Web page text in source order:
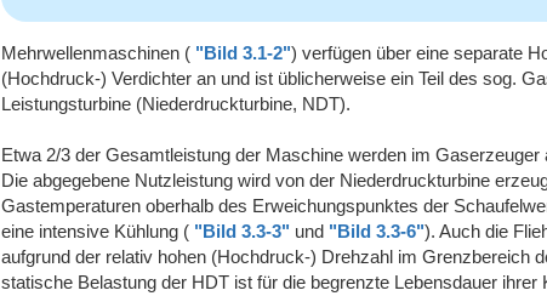
Mehrwellenmaschinen ( "Bild 3.1-2") verfügen über eine separate
(Hochdruck-) Verdichter an und ist üblicherweise ein Teil des sog.
Leistungsturbine (Niederdruckturbine, NDT).
Etwa 2/3 der Gesamtleistung der Maschine werden im
Die abgegebene Nutzleistung wird von der Niederdruckturbine
Gastemperaturen oberhalb des Erweichungspunktes der
eine intensive Kühlung ( "Bild 3.3-3" und "Bild 3.3-6"). Auch die
aufgrund der relativ hohen (Hochdruck-) Drehzahl im Grenzbereich
statische Belastung der HDT ist für die begrenzte Lebensdauer ihrer